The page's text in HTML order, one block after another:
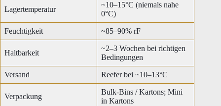
Lagertemperatur
~10–15°C (niemals nahe
0°C)
Feuchtigkeit ~85–90% rF
Haltbarkeit
~2–3 Wochen bei richtigen
Bedingungen
Versand Reefer bei ~10–13°C
Verpackung
Bulk-Bins / Kartons; Mini
in Kartons